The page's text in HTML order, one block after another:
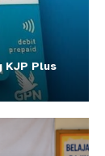
KJP Plus